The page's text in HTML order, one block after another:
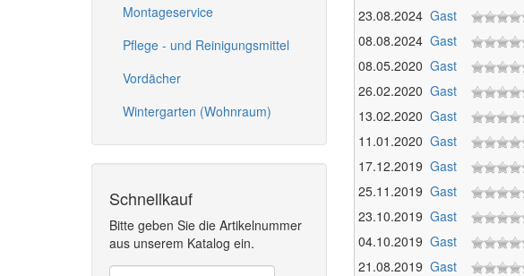
Montageservice
Pflege - und Reinigungsmittel
Vordächer
Wintergarten (Wohnraum)
Schnellkauf
Bitte geben Sie die Artikelnummer
aus unserem Katalog ein.
23.08.2024 Gast
08.08.2024 Gast
08.05.2020 Gast
26.02.2020 Gast
13.02.2020 Gast
11.01.2020 Gast
17.12.2019 Gast
25.11.2019 Gast
23.10.2019 Gast
04.10.2019 Gast
21.08.2019 Gast